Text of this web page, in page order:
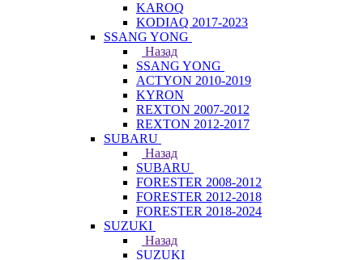
KAROQ
KODIAQ 2017-2023
SSANG YONG
Назад
SSANG YONG
ACTYON 2010-2019
KYRON
REXTON 2007-2012
REXTON 2012-2017
SUBARU
Назад
SUBARU
FORESTER 2008-2012
FORESTER 2012-2018
FORESTER 2018-2024
SUZUKI
Назад
SUZUKI